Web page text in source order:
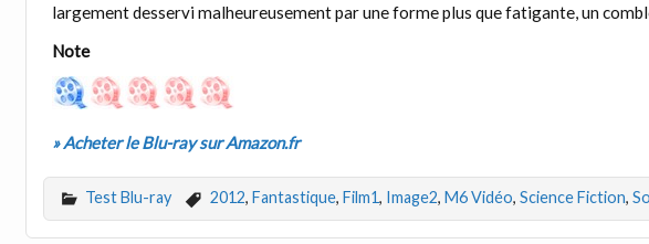
largement desservi malheureusement par une forme plus que fatigante, un
Note
» Acheter le Blu-ray sur Amazon.fr
Test Blu-ray 2012, Fantastique, Film1, Image2, M6 Vidéo, Science Fiction,